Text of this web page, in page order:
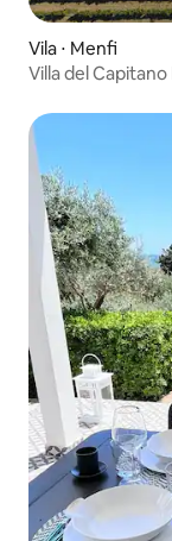
Vila ⋅ Menfi
Villa del